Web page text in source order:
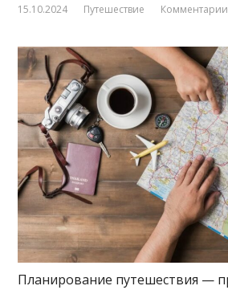
15.10.2024 Путешествие
Планирование путешествия —